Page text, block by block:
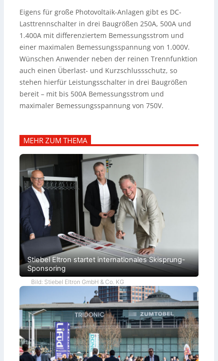
Eigens für große Photovoltaik-Anlagen gibt es DC-
Lasttrennschalter in drei Baugrößen 250A, 500A und
1.400A mit differenziertem Bemessungsstrom und
einer maximalen Bemessungsspannung von 1.000V.
Wünschen Anwender neben der reinen Trennfunktion
auch einen Überlast- und Kurzschlussschutz, so
stehen hierfür Leistungsschalter in drei Baugrößen
bereit – mit bis 500A Bemessungsstrom und
maximaler Bemessungsspannung von 750V.
MEHR ZUM THEMA
Stiebel Eltron startet internationales Skisprung-
Sponsoring
Bild: Stiebel Eltron GmbH & Co. KG